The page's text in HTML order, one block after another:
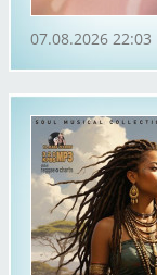
07.08.2026 22:03